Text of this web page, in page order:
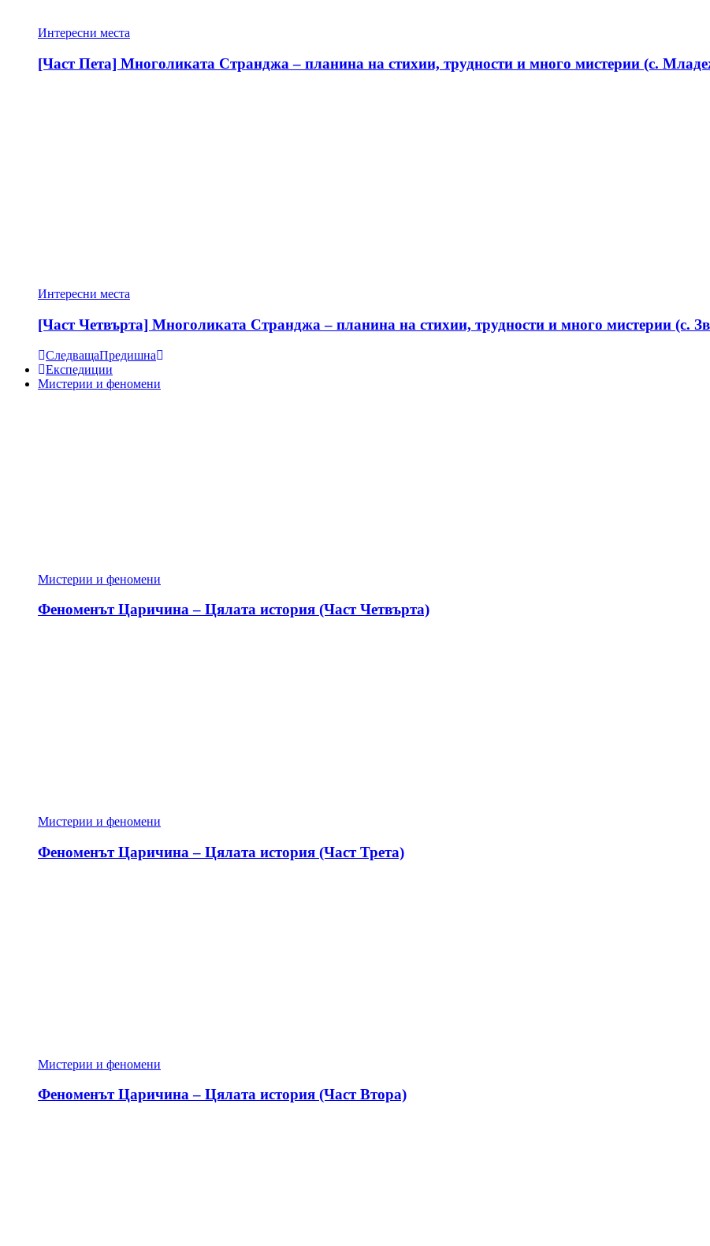
Интересни места
[Част Пета] Многоликата Странджа – планина на стихии, трудности и много мистерии (с.
Интересни места
[Част Четвърта] Многоликата Странджа – планина на стихии, трудности и много мистерии (с.
СледващаПредишна
Експедиции
Мистерии и феномени
Мистерии и феномени
Феноменът Царичина – Цялата история (Част Четвърта)
Мистерии и феномени
Феноменът Царичина – Цялата история (Част Трета)
Мистерии и феномени
Феноменът Царичина – Цялата история (Част Втора)